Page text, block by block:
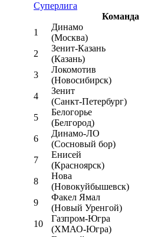
Суперлига
Команда
1
Динамо
(Москва)
2
Зенит-Казань
(Казань)
3
Локомотив
(Новосибирск)
4
Зенит
(Санкт-Петербург)
5
Белогорье
(Белгород)
6
Динамо-ЛО
(Сосновый бор)
7
Енисей
(Красноярск)
8
Нова
(Новокуйбышевск)
9
Факел Ямал
(Новый Уренгой)
10
Газпром-Югра
(ХМАО-Югра)